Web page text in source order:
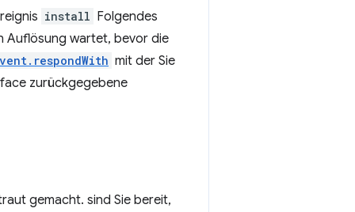
install Folgendes
Auflösung wartet, bevor die
mit der Sie
zurückgegebene
gemacht. sind Sie bereit,